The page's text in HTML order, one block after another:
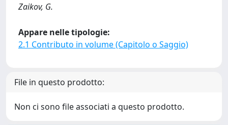
Zaikov, G.
Appare nelle tipologie:
2.1 Contributo in volume (Capitolo o Saggio)
File in questo prodotto:
Non ci sono file associati a questo prodotto.